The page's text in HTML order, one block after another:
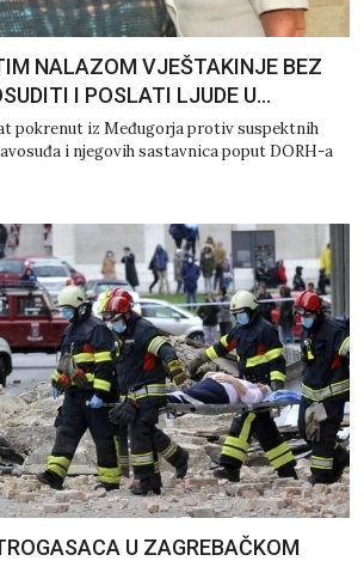
NALAZOM VJEŠTAKINJE BEZ
I POSLATI LJUDE U…
pokrenut iz Međugorja protiv suspektnih
i njegovih sastavnica poput DORH-a
U ZAGREBAČKOM